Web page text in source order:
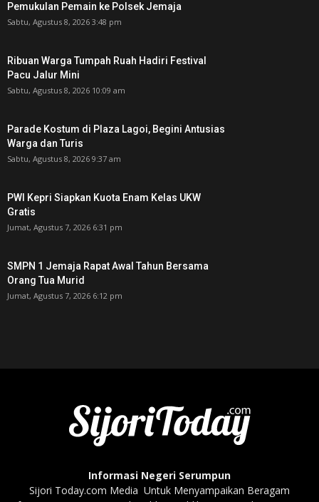
Pemukulan Pemain ke Polsek Jemaja
Sabtu, Agustus 8, 2026 3:48 pm
Ribuan Warga Tumpah Ruah Hadiri Festival
Pacu Jalur Mini
Sabtu, Agustus 8, 2026 10:09 am
Parade Kostum di Plaza Lagoi, Begini Antusias
Warga dan Turis
Sabtu, Agustus 8, 2026 9:37 am
PWI Kepri Siapkan Kuota Enam Kelas UKW
Gratis
Jumat, Agustus 7, 2026 6:31 pm
SMPN 1 Jemaja Rapat Awal Tahun Bersama
Orang Tua Murid ‎
Jumat, Agustus 7, 2026 6:12 pm
Informasi Negeri Serumpun
Sijori Today.com Media Untuk Menyampaikan Beragam